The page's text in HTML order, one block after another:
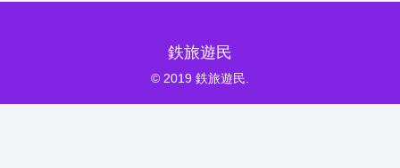
鉄旅遊民
© 2019 鉄旅遊民.